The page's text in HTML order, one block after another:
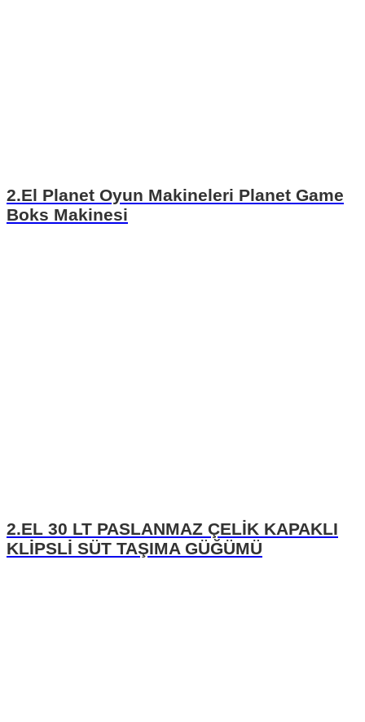
2.El Planet Oyun Makineleri Planet Game
Boks Makinesi
2.EL 30 LT PASLANMAZ ÇELİK KAPAKLI
KLİPSLİ SÜT TAŞIMA GÜĞÜMÜ